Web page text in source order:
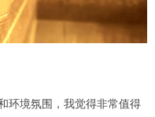
境氛围，我觉得非常值得